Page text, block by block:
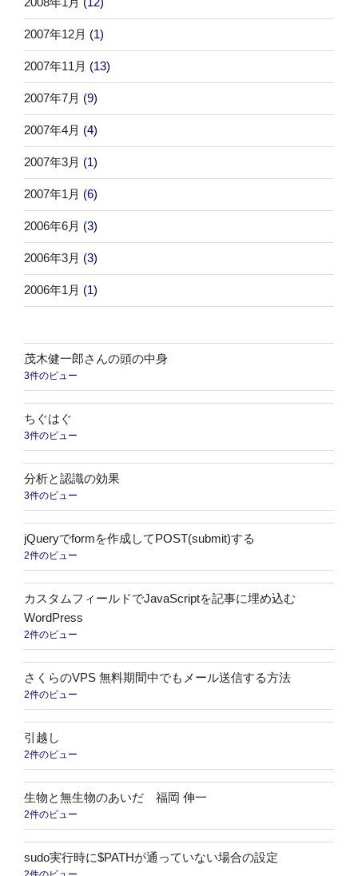
2007年12月 (1)
2007年11月 (13)
2007年7月 (9)
2007年4月 (4)
2007年3月 (1)
2007年1月 (6)
2006年6月 (3)
2006年3月 (3)
2006年1月 (1)
茂木健一郎さんの頭の中身
3件のビュー
ちぐはぐ
3件のビュー
分析と認識の効果
3件のビュー
jQueryでformを作成してPOST(submit)する
2件のビュー
カスタムフィールドでJavaScriptを記事に埋め込む
WordPress
2件のビュー
さくらのVPS 無料期間中でもメール送信する方法
2件のビュー
引越し
2件のビュー
生物と無生物のあいだ 福岡 伸一
2件のビュー
sudo実行時に$PATHが通っていない場合の設定